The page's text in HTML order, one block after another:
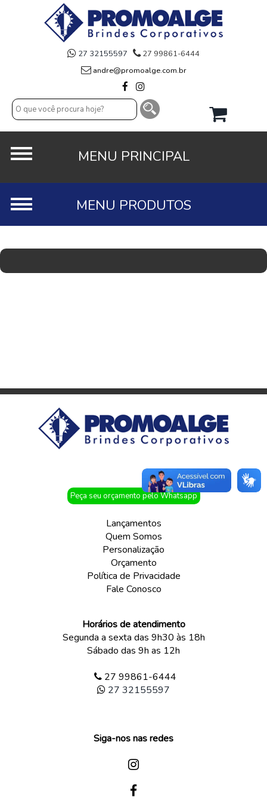
27 32155597
27 99861-6444
andre@promoalge.com.br
Peça seu orçamento pelo Whatsapp
Lançamentos
Quem Somos
Personalização
Orçamento
Política de Privacidade
Fale Conosco
Horários de atendimento
Segunda a sexta das 9h30 às 18h
Sábado das 9h as 12h
27 99861-6444
27 32155597
Siga-nos nas redes